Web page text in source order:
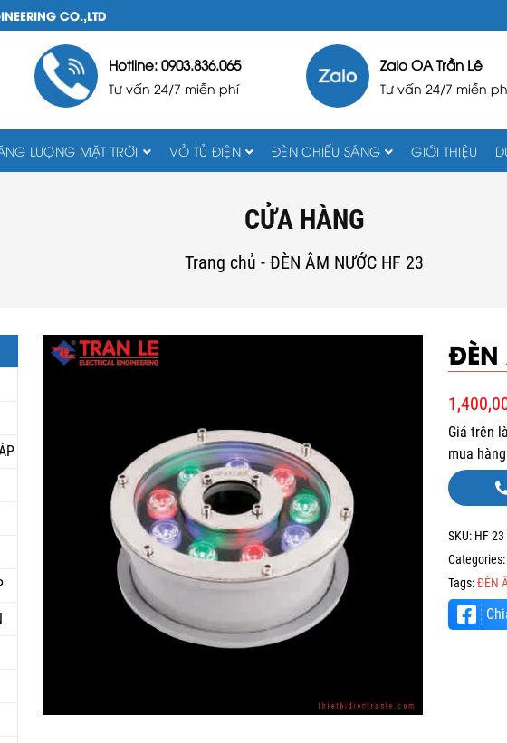
CO.,LTD
Hotline: 0903.836.065
Tư vấn 24/7 miễn phí
Zalo OA Trần Lê
Tư vấn 24/7 miễn
LƯỢNG MẶT TRỜI VỎ TỦ ĐIỆN ĐÈN CHIẾU SÁNG GIỚI THIỆU
CỬA HÀNG
Trang chủ - ĐÈN ÂM NƯỚC HF 23
ĐÈN
Giá trên
mua
SKU: HF 23
Categories:
Tags:ĐÈN